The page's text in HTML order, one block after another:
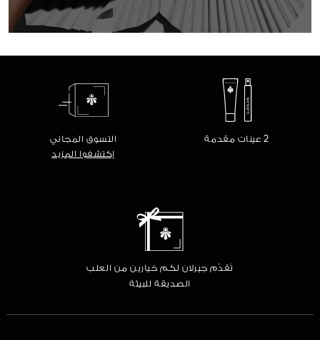
2 عينات مقدمة
التسوق المجاني
إكتشفوا المزيد
تُقدّم جيرلان لكم خيارين من العلب
الصديقة للبيئة